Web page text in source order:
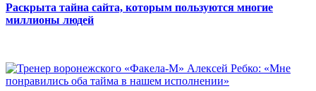
Раскрыта тайна сайта, которым пользуются многие
миллионы людей